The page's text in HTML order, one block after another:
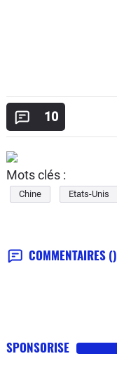
10
Mots clés :
Chine Etats-Unis
COMMENTAIRES ()
SPONSORISE